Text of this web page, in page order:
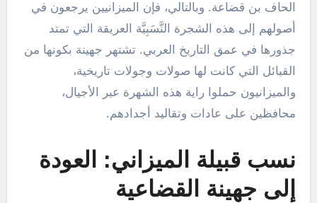
الحاف بن قضاعة. وبالتالي، فإن الميزانيين يرجعون في
أصولهم إلى هذه الشجرة النَّسَبِيَّة العريقة التي تمتد
جذورها في عمق التاريخ العربي. تشتهر جهينة بكونها من
القبائل التي كانت لها صولات وجولات تاريخية،
والميزانيون حملوا راية هذه الشهرة عبر الأجيال،
محافظين على عادات وتقاليد أجدادهم.
نسب قبيلة الميزاني: العودة
إلى جهينة القضاعية